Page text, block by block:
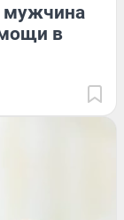
мужчина
в